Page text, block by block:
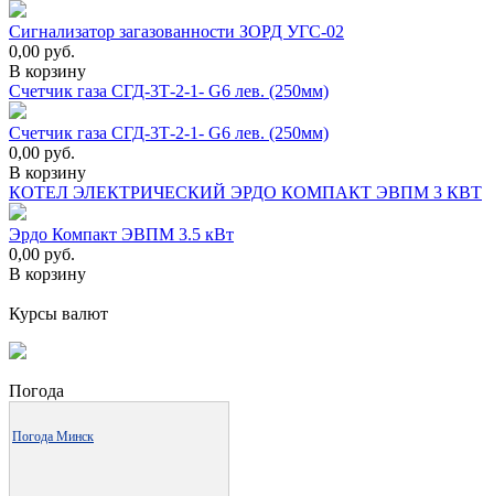
Сигнализатор загазованности ЗОРД УГС-02
0,00 руб.
В корзину
Счетчик газа СГД-3Т-2-1- G6 лев. (250мм)
Счетчик газа СГД-3Т-2-1- G6 лев. (250мм)
0,00 руб.
В корзину
КОТЕЛ ЭЛЕКТРИЧЕСКИЙ ЭРДО КОМПАКТ ЭВПМ 3 КВТ
Эрдо Компакт ЭВПМ 3.5 кВт
0,00 руб.
В корзину
Курсы валют
Погода
Погода Минск